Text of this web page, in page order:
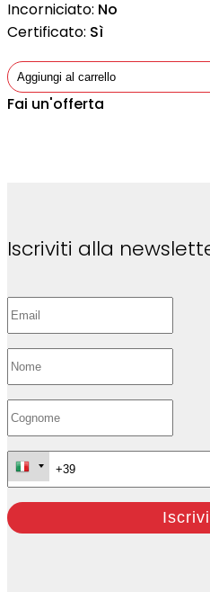
Incorniciato: No
Certificato: Sì
Aggiungi al carrello
Fai un'offerta
Iscriviti alla